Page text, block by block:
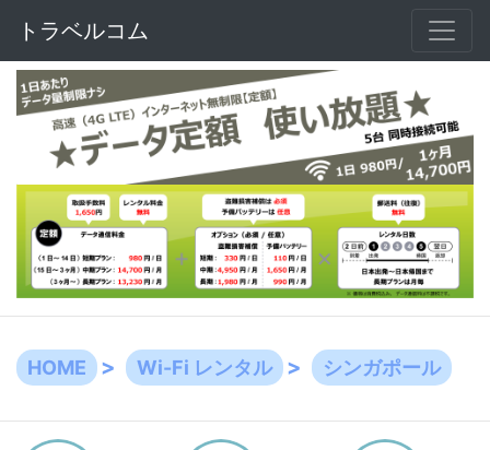
トラベルコム
HOME Wi-Fi レンタル シンガポール